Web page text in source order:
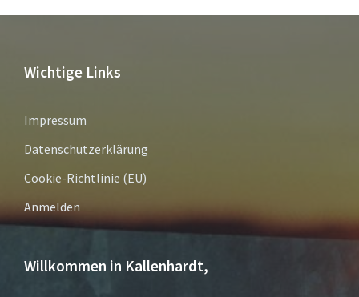
Wichtige Links
Impressum
Datenschutzerklärung
Cookie-Richtlinie (EU)
Anmelden
Willkommen in Kallenhardt,